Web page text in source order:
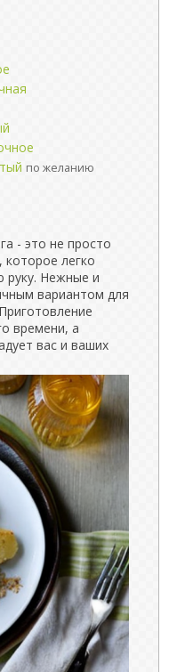
по желанию
- это не просто
легко
руку. Нежные и
вариантом для
времени, а
вас и ваших